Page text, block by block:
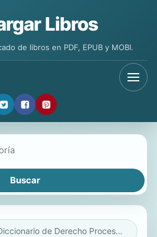
Libros
de libros en PDF, EPUB y MOBI.
Diccionario de Derecho Procesal Constitucional y Convencional, tercera edición, 1001 voces.